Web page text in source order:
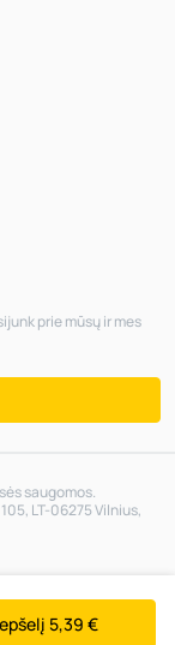
5,39 €
prie mūsų ir mes
saugomos.
LT-06275 Vilnius,